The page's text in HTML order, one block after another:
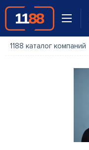
1188 каталог компаний